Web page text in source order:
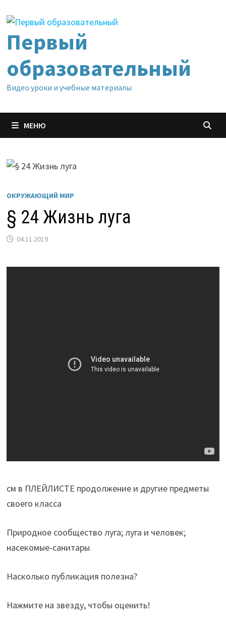
содержимому
Первый
образовательный
Видео уроки и учебные материалы
МЕНЮ
ОКРУЖАЮЩИЙ МИР
§ 24 Жизнь луга
04.11.2019
см в ПЛЕЙЛИСТЕ продолжение и другие предметы
своего класса
Природное сообщество луга; луга и человек;
насекомые-санитары
Насколько публикация полезна?
Нажмите на звезду, чтобы оценить!